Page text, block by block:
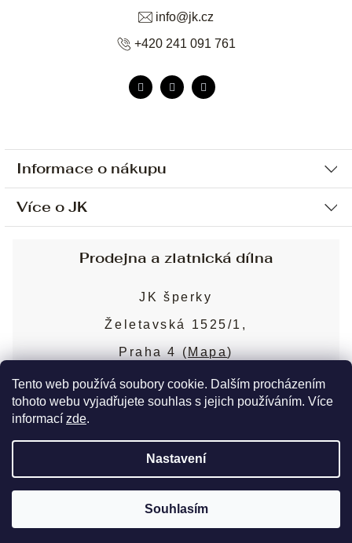
Tento web používá soubory cookie. Dalším procházením
tohoto webu vyjadřujete souhlas s jejich používáním. Více
informací zde.
Nastavení
Souhlasím
Informace o nákupu
Ochrana osobních údajů
Sjednání osobní schůzky
Obchodní podmínky
Puncovní značky
Více o JK
Blog
Nejčastější dotazy
info@jk.cz
+420 241 091 761
Prodejna a zlatnická dílna
JK šperky
Želetavská 1525/1,
Praha 4 ( Mapa)
Více o prodejně
Copyright 2026JK šperky. Všechna práva
Upravit nastavení cookies
Vytvořil Shoptet Premium